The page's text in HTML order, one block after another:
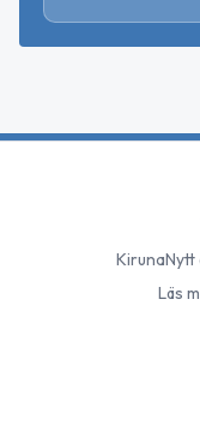
KirunaNytt
Läs